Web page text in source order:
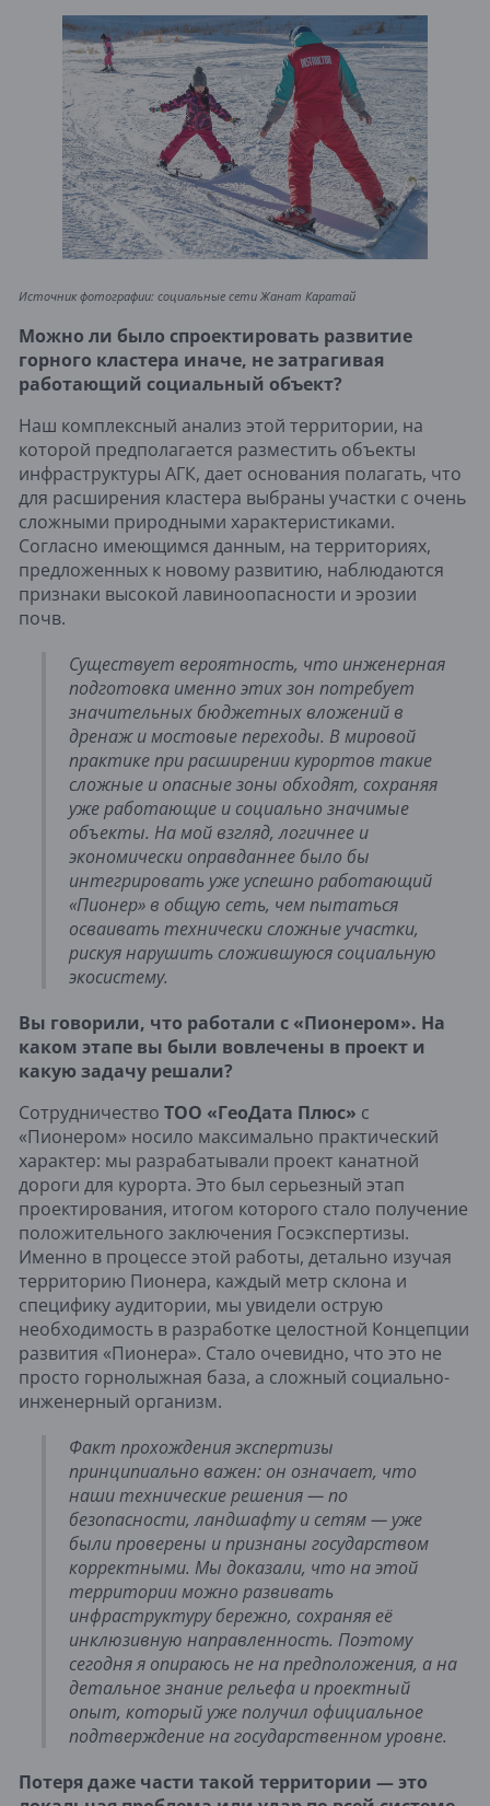
Источник фотографии: социальные сети Жанат Каратай
Можно ли было спроектировать развитие
горного кластера иначе, не затрагивая
работающий социальный объект?
Наш комплексный анализ этой территории, на
которой предполагается разместить объекты
инфраструктуры АГК, дает основания полагать, что
для расширения кластера выбраны участки с очень
сложными природными характеристиками.
Согласно имеющимся данным, на территориях,
предложенных к новому развитию, наблюдаются
признаки высокой лавиноопасности и эрозии
почв.
Существует вероятность, что инженерная
подготовка именно этих зон потребует
значительных бюджетных вложений в
дренаж и мостовые переходы. В мировой
практике при расширении курортов такие
сложные и опасные зоны обходят, сохраняя
уже работающие и социально значимые
объекты. На мой взгляд, логичнее и
экономически оправданнее было бы
интегрировать уже успешно работающий
«Пионер» в общую сеть, чем пытаться
осваивать технически сложные участки,
рискуя нарушить сложившуюся социальную
экосистему.
Вы говорили, что работали с «Пионером». На
каком этапе вы были вовлечены в проект и
какую задачу решали?
Сотрудничество ТОО «ГеоДата Плюс» с
«Пионером» носило максимально практический
характер: мы разрабатывали проект канатной
дороги для курорта. Это был серьезный этап
проектирования, итогом которого стало получение
положительного заключения Госэкспертизы.
Именно в процессе этой работы, детально изучая
территорию Пионера, каждый метр склона и
специфику аудитории, мы увидели острую
необходимость в разработке целостной Концепции
развития «Пионера». Стало очевидно, что это не
просто горнолыжная база, а сложный социально-
инженерный организм.
Факт прохождения экспертизы
принципиально важен: он означает, что
наши технические решения — по
безопасности, ландшафту и сетям — уже
были проверены и признаны государством
корректными. Мы доказали, что на этой
территории можно развивать
инфраструктуру бережно, сохраняя её
инклюзивную направленность. Поэтому
сегодня я опираюсь не на предположения, а на
детальное знание рельефа и проектный
опыт, который уже получил официальное
подтверждение на государственном уровне.
Потеря даже части такой территории — это